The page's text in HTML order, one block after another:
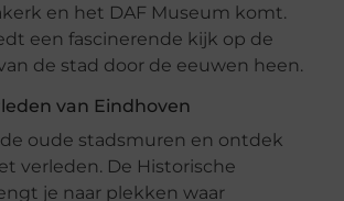
en het DAF Museum komt.
een fascinerende kijk op de
de stad door de eeuwen heen.
van Eindhoven
oude stadsmuren en ontdek
verleden. De Historische
je naar plekken waar